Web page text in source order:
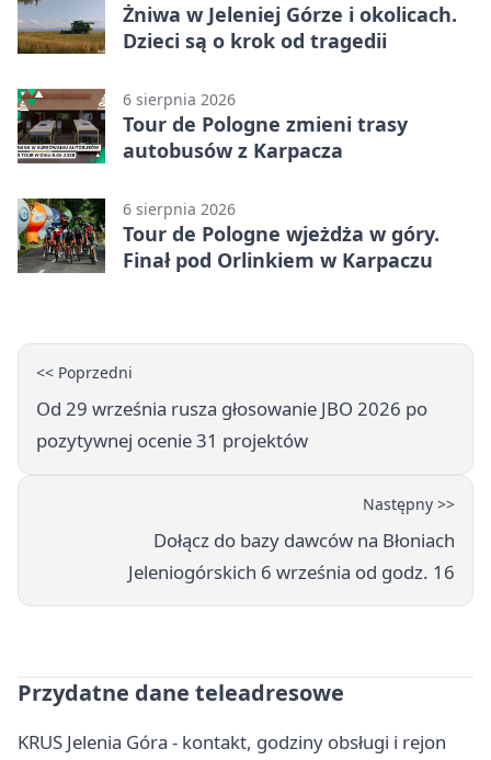
Żniwa w Jeleniej Górze i okolicach.
Dzieci są o krok od tragedii
6 sierpnia 2026
Tour de Pologne zmieni trasy
autobusów z Karpacza
6 sierpnia 2026
Tour de Pologne wjeżdża w góry.
Finał pod Orlinkiem w Karpaczu
<< Poprzedni
Od 29 września rusza głosowanie JBO 2026 po
pozytywnej ocenie 31 projektów
Następny >>
Dołącz do bazy dawców na Błoniach
Jeleniogórskich 6 września od godz. 16
Przydatne dane teleadresowe
KRUS Jelenia Góra - kontakt, godziny obsługi i rejon